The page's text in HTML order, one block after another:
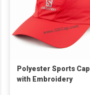
Polyester Sports Cap
with Embroidery